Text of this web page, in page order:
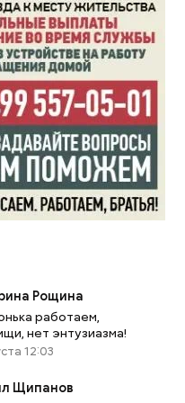
Рощина
работаем,
нет энтузиазма!
12:03
Щипанов